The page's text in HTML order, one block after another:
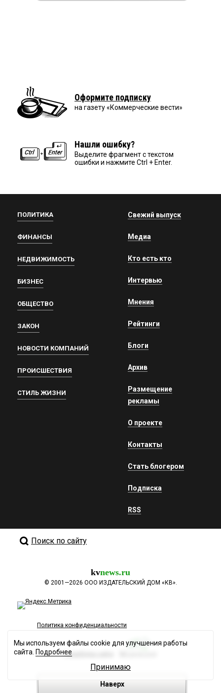
Оформите подписку
на газету «Коммерческие вести»
Нашли ошибку?
Выделите фрагмент с текстом
ошибки и нажмите Ctrl + Enter.
ПОЛИТИКА
ФИНАНСЫ
НЕДВИЖИМОСТЬ
БИЗНЕС
ОБЩЕСТВО
ЗАКОН
НОВОСТИ КОМПАНИЙ
ПРОИСШЕСТВИЯ
СТИЛЬ ЖИЗНИ
Свежий выпуск
Медиа
Кто есть кто
Интервью
Мнения
Рейтинги
Блоги
Архив
Размещение
рекламы
О проекте
Контакты
Стать блогером
Подписка
RSS
Поиск по сайту
kvnews.ru
© 2001—2026 ООО ИЗДАТЕЛЬСКИЙ ДОМ «КВ».
Политика конфиденциальности
Разработка сайта
Наверх
Мы используем файлы cookie для улучшения работы
сайта. Подробнее
Принимаю